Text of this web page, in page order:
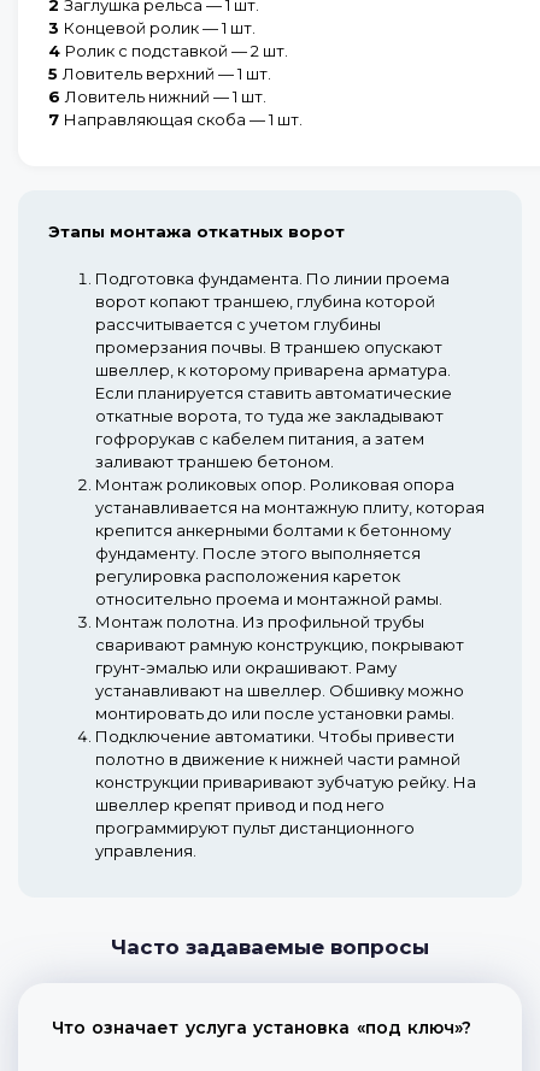
2 Заглушка рельса — 1 шт.
3 Концевой ролик — 1 шт.
4 Ролик с подставкой — 2 шт.
5 Ловитель верхний — 1 шт.
6 Ловитель нижний — 1 шт.
7 Направляющая скоба — 1 шт.
Этапы монтажа откатных ворот
Подготовка фундамента. По линии проема
ворот копают траншею, глубина которой
рассчитывается с учетом глубины
промерзания почвы. В траншею опускают
швеллер, к которому приварена арматура.
Если планируется ставить автоматические
откатные ворота, то туда же закладывают
гофрорукав с кабелем питания, а затем
заливают траншею бетоном.
Монтаж роликовых опор. Роликовая опора
устанавливается на монтажную плиту, которая
крепится анкерными болтами к бетонному
фундаменту. После этого выполняется
регулировка расположения кареток
относительно проема и монтажной рамы.
Монтаж полотна. Из профильной трубы
сваривают рамную конструкцию, покрывают
грунт-эмалью или окрашивают. Раму
устанавливают на швеллер. Обшивку можно
монтировать до или после установки рамы.
Подключение автоматики. Чтобы привести
полотно в движение к нижней части рамной
конструкции приваривают зубчатую рейку. На
швеллер крепят привод и под него
программируют пульт дистанционного
управления.
Часто задаваемые вопросы
Что означает услуга установка «под ключ»?